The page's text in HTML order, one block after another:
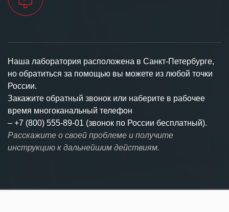
Наша лаборатория расположена в Санкт-Петербурге,
но обратиться за помощью вы можете из любой точки
России.
Закажите обратный звонок или наберите в рабочее
время многоканальный телефон
– +7 (800) 555-89-01 (звонок по России бесплатный).
Расскажите о своей проблеме и получите
инструкцию к дальнейшим действиям.